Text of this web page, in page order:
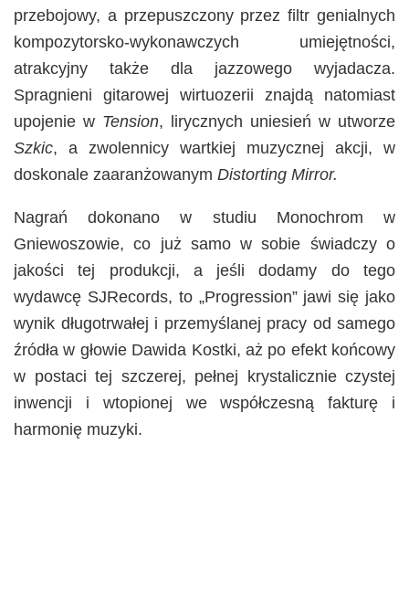
przebojowy, a przepuszczony przez filtr genialnych
kompozytorsko-wykonawczych umiejętności,
atrakcyjny także dla jazzowego wyjadacza.
Spragnieni gitarowej wirtuozerii znajdą natomiast
upojenie w Tension, lirycznych uniesień w utworze
Szkic, a zwolennicy wartkiej muzycznej akcji, w
doskonale zaaranżowanym Distorting Mirror.
Nagrań dokonano w studiu Monochrom w
Gniewoszowie, co już samo w sobie świadczy o
jakości tej produkcji, a jeśli dodamy do tego
wydawcę SJRecords, to „Progression” jawi się jako
wynik długotrwałej i przemyślanej pracy od samego
źródła w głowie Dawida Kostki, aż po efekt końcowy
w postaci tej szczerej, pełnej krystalicznie czystej
inwencji i wtopionej we współczesną fakturę i
harmonię muzyki.